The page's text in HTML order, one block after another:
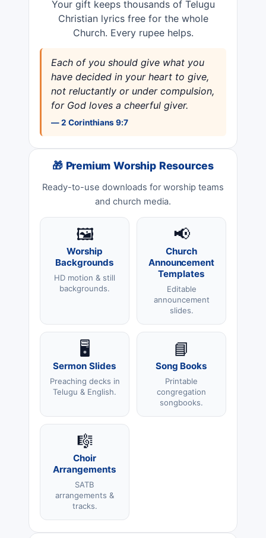
Your gift keeps thousands of Telugu
Christian lyrics free for the whole
Church. Every rupee helps.
Each of you should give what you
have decided in your heart to give,
not reluctantly or under compulsion,
for God loves a cheerful giver.
— 2 Corinthians 9:7
🎁 Premium Worship Resources
Ready-to-use downloads for worship teams
and church media.
🖼️
Worship
Backgrounds
HD motion & still
backgrounds.
📢
Church
Announcement
Templates
Editable
announcement
slides.
🖥️
Sermon Slides
Preaching decks in
Telugu & English.
📘
Song Books
Printable
congregation
songbooks.
🎼
Choir
Arrangements
SATB
arrangements &
tracks.